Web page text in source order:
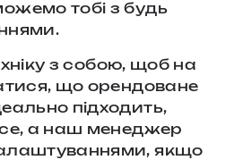
тобі з будь
з собою, щоб на
що орендоване
підходить,
а наш менеджер
якщо